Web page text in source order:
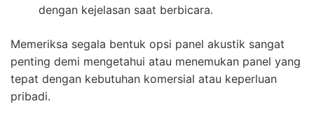
dengan kejelasan saat berbicara.
Memeriksa segala bentuk opsi panel akustik sangat
penting demi mengetahui atau menemukan panel yang
tepat dengan kebutuhan komersial atau keperluan
pribadi.